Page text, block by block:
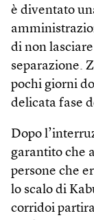
è diventato
di non
separazione.
pochi giorni
delicata fase
Dopo
garantito che
persone che
lo scalo di
corridoi